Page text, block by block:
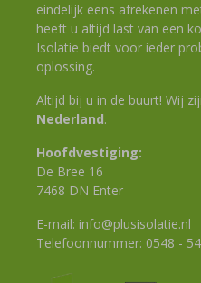
eindelijk eens afrekenen
heeft u altijd last van een
Isolatie biedt voor ieder
oplossing.
Altijd bij u in de buurt! Wij
Nederland.
Hoofdvestiging:
De Bree 16
7468 DN Enter
E-mail: info@plusisolatie.nl
Telefoonnummer: 0548 -